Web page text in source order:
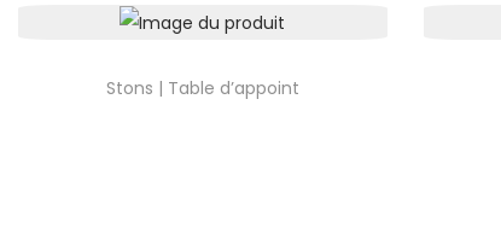
Stons | Table d’appoint